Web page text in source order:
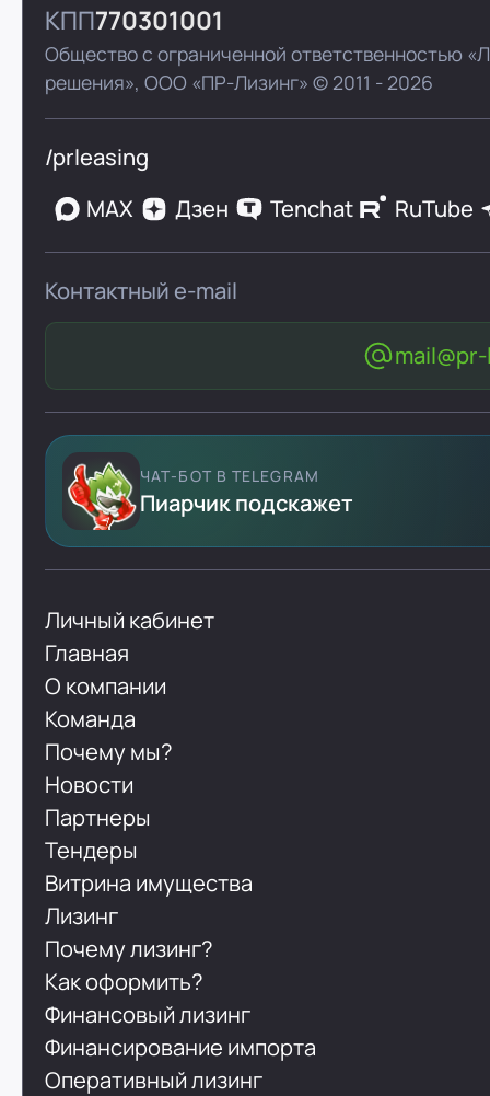
КПП770301001
Общество с ограниченной ответственностью
решения»,ООО «ПР-Лизинг» © 2011 - 2026
/prleasing
MAX
Дзен Tenchat RuTube
Контактный e-mail
ЧАТ-БОТ В TELEGRAM
Пиарчик подскажет
Личный кабинет
Главная
О компании
Команда
Почему мы?
Новости
Партнеры
Тендеры
Витрина имущества
Лизинг
Почему лизинг?
Как оформить?
Финансовый лизинг
Финансирование импорта
Оперативный лизинг